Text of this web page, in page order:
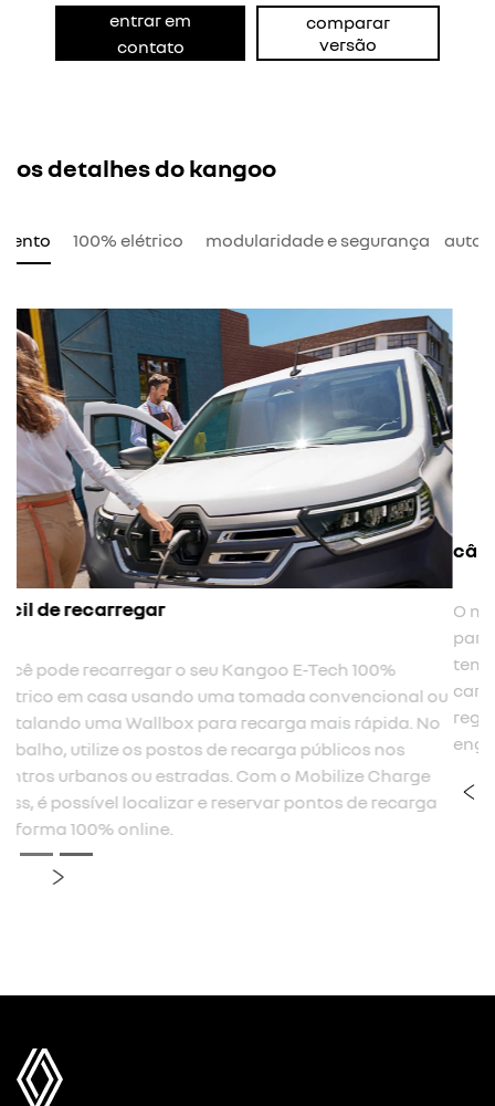
entrar em
contato
comparar
versão
os detalhes do kangoo
100% elétrico modularidade e segurança
100%
ou
rápida. No
nos
Charge
de recarga
câmbio com três níveis de regeneração
O modo B1 é um modo regenerativo
para dirigir em rodovias e vias rápidas. Com
tem uma sensação equivalente ao freio
carro à combustão. Já o B3, o nível máximo
regeneração, é pensado para aproveitar
engarrafamentos e trechos de serra.